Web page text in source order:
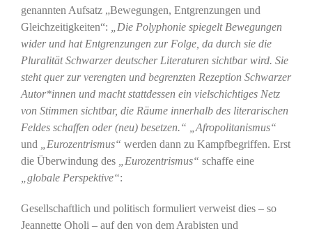
genannten Aufsatz „Bewegungen, Entgrenzungen und
Gleichzeitigkeiten“:
„Die Polyphonie spiegelt Bewegungen
wider und hat Entgrenzungen zur Folge, da durch sie die
Pluralität Schwarzer deutscher Literaturen sichtbar wird. Sie
steht quer zur verengten und begrenzten Rezeption Schwarzer
Autor*innen und macht stattdessen ein vielschichtiges Netz
von Stimmen sichtbar, die Räume innerhalb des literarischen
Feldes schaffen oder (neu) besetzen.“ „Afropolitanismus“
und
„Eurozentrismus“ werden dann zu Kampfbegriffen. Erst
die Überwindung des
„Eurozentrismus“ schaffe eine
„globale Perspektive“:
Gesellschaftlich und politisch formuliert verweist dies – so
Jeannette Oholi – auf den von dem Arabisten und